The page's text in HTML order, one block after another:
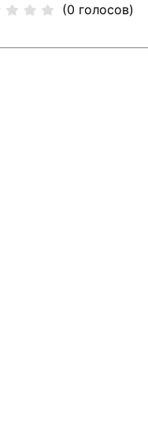
(0 голосов)